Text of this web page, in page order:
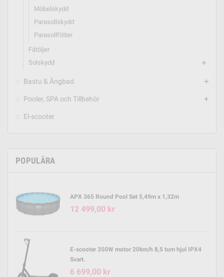
Möbelskydd
Parasollskydd
Parasollfötter
Fåtöljer
Solskydd
add
Bastu & Ångbad add
Pooler, SPA och Tillbehör add
El-scooter
POPULÄRA
APX 365 Round Pool Set 5,49m x 1,32m
12 499,00 kr
E-scooter 350W motor 20km/h 8,5 tum hjul IPX4
Svart.
6 699,00 kr